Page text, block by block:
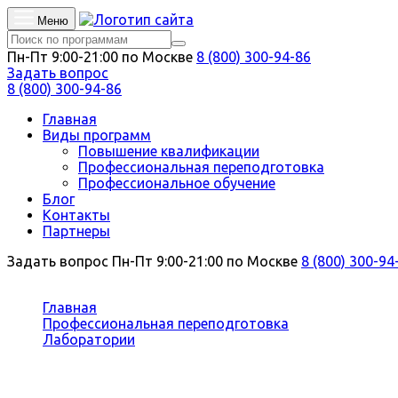
Меню
Пн-Пт 9:00-21:00 по Москве 8 (800) 300-94-86
Задать вопрос
8 (800) 300-94-86
Главная
Виды программ
Повышение квалификации
Профессиональная переподготовка
Профессиональное обучение
Блог
Контакты
Партнеры
Задать вопрос Пн-Пт 9:00-21:00 по Москве 8 (800) 300-
Главная
Профессиональная переподготовка
Лаборатории